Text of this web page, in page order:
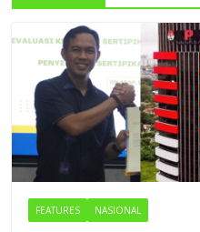
FEATURES NASIONAL